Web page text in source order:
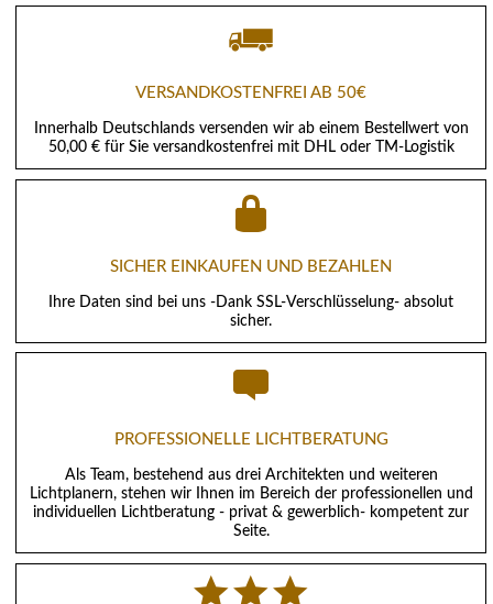
VERSANDKOSTENFREI AB 50€
Innerhalb Deutschlands versenden wir ab einem Bestellwert von
50,00 € für Sie versandkostenfrei mit DHL oder TM-Logistik
SICHER EINKAUFEN UND BEZAHLEN
Ihre Daten sind bei uns -Dank SSL-Verschlüsselung- absolut
sicher.
PROFESSIONELLE LICHTBERATUNG
Als Team, bestehend aus drei Architekten und weiteren
Lichtplanern, stehen wir Ihnen im Bereich der professionellen und
individuellen Lichtberatung - privat & gewerblich- kompetent zur
Seite.